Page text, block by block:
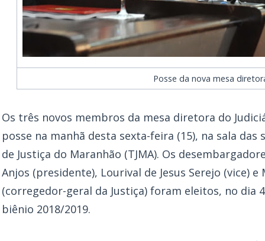
Posse da nova mesa
Os três novos membros da mesa diretora do
posse na manhã desta sexta-feira (15), na sala
de Justiça do Maranhão (TJMA). Os
Anjos (presidente), Lourival de Jesus Serejo (vice) e
(corregedor-geral da Justiça) foram eleitos, no dia
biênio 2018/2019.